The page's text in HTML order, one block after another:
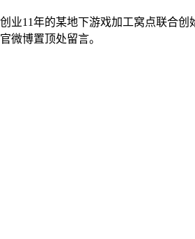
业11年的某地下游戏加工窝点联合
微博置顶处留言。